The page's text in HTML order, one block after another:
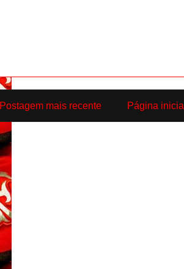
Postagem mais recente Página inicial